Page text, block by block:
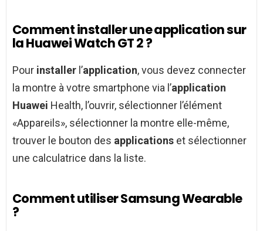
Comment installer une application sur
la Huawei Watch GT 2 ?
Pour installer l’application, vous devez connecter
la montre à votre smartphone via l’application
Huawei Health, l’ouvrir, sélectionner l’élément
«Appareils», sélectionner la montre elle-même,
trouver le bouton des applications et sélectionner
une calculatrice dans la liste.
Comment utiliser Samsung Wearable
?